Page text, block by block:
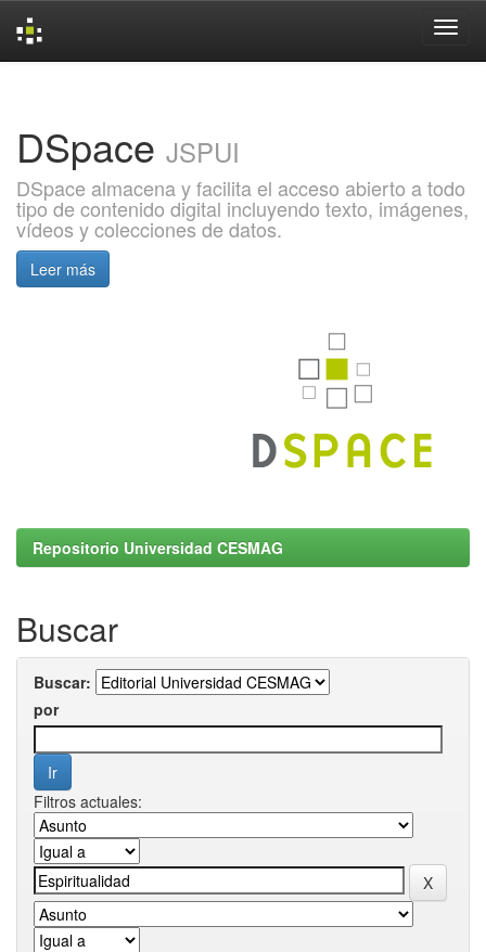
DSpace JSPUI
DSpace almacena y facilita el acceso abierto a todo
tipo de contenido digital incluyendo texto, imágenes,
vídeos y colecciones de datos.
Leer más
Repositorio Universidad CESMAG
Buscar
Buscar:
por
Filtros actuales: